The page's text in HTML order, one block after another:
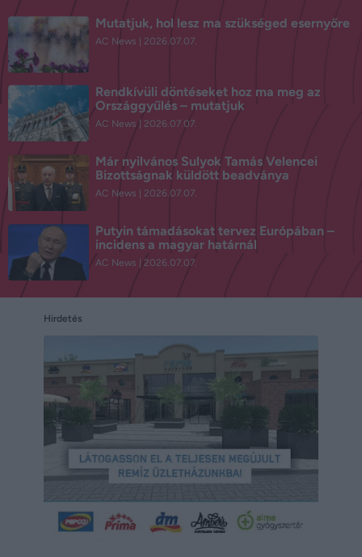
Mutatjuk, hol lesz ma szükséged esernyőre
AC News 2026.07.07.
Rendkívüli döntéseket hoz ma meg az
Országgyűlés – mutatjuk
AC News 2026.07.07.
Már nyilvános Sulyok Tamás Velencei
Bizottságnak küldött beadványa
AC News 2026.07.07.
Putyin támadásokat tervez Európában –
incidens a magyar határnál
AC News 2026.07.07.
Hirdetés